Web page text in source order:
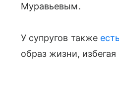
Муравьевым.
У супругов также
образ жизни,